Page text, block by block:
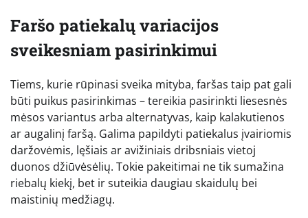
Faršo patiekalų variacijos
sveikesniam pasirinkimui
Tiems, kurie rūpinasi sveika mityba, faršas taip pat gali
būti puikus pasirinkimas – tereikia pasirinkti liesesnės
mėsos variantus arba alternatyvas, kaip kalakutienos
ar augalinį faršą. Galima papildyti patiekalus įvairiomis
daržovėmis, lęšiais ar avižiniais dribsniais vietoj
duonos džiūvėsėlių. Tokie pakeitimai ne tik sumažina
riebalų kiekį, bet ir suteikia daugiau skaidulų bei
maistinių medžiagų.